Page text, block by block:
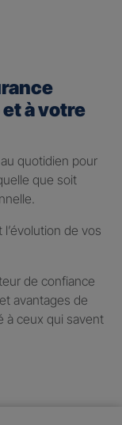
à votre
quotidien pour
que soit
de vos
de confiance
avantages de
à ceux qui savent